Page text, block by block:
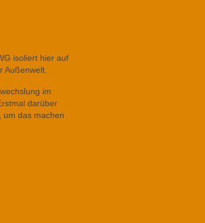
isoliert hier auf
Außenwelt.
im
darüber
um das machen